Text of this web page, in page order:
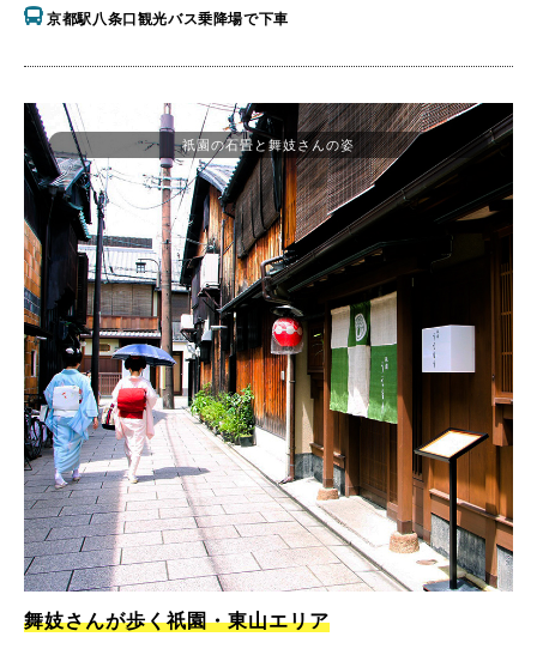
京都駅八条口観光バス乗降場で下車
舞妓さんが歩く祇園・東山エリア
祇園の石畳と舞妓さんの姿